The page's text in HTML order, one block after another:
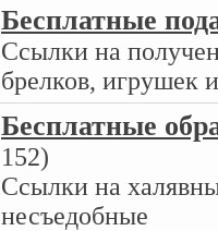
Бесплатные
Ссылки на
брелков, игрушек
Бесплатные
152)
Ссылки на
несъедобные